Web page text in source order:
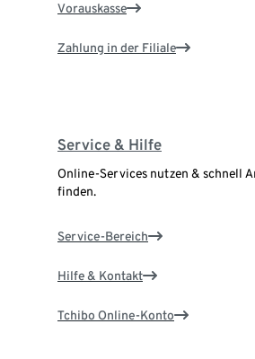
Vorauskasse
Zahlung in der Filiale
Service & Hilfe
Online-Services nutzen & schnell
finden.
Service-Bereich
Hilfe & Kontakt
Tchibo Online-Konto